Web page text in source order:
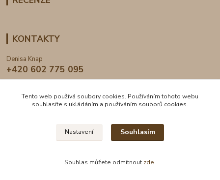
KONTAKTY
Denisa Knap
+420 602 775 095
2024 © DogDen.cz, všechna práva vyhrazena
Tento web používá soubory cookies. Používáním tohoto webu
souhlasíte s ukládáním a používáním souborů cookies.
Nastavení Souhlasím
Souhlas můžete odmítnout zde.